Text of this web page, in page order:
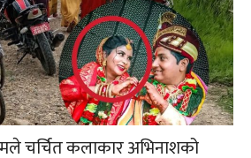
चर्चित कलाकार अभिनाशको